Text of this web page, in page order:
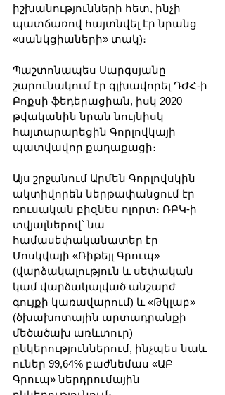
իշխանությունների հետ, ինչի
պատճառով հայտնվել էր նրանց
«սանկցիաների» տակ)։
Պաշտոնապես Սարգսյանը
շարունակում էր գլխավորել ԴԺՀ-ի
Բոքսի ֆեդերացիան, իսկ 2020
թվականին նրան նույնիսկ
հայտարարեցին Գորլովկայի
պատվավոր քաղաքացի։
Այս շրջանում Արմեն Գորլովսկին
ակտիվորեն ներթափանցում էր
ռուսական բիզնես ոլորտ։ ՌԲԿ-ի
տվյալներով՝ նա
համասեփականատեր էր
Մոսկվայի «Ռիթեյլ Գրուպ»
(վարձակալություն և սեփական
կամ վարձակալված անշարժ
գույքի կառավարում) և «Թկլաբ»
(ծխախոտային արտադրանքի
մեծածախ առևտուր)
ընկերություններում, ինչպես նաև
ուներ 99,64% բաժնեմաս «ԱԲ
Գրուպ» ներդրումային